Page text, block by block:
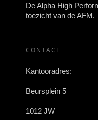
De Alpha High
toezicht van de AFM.
CONTACT
Kantooradres:
Beursplein 5
1012 JW